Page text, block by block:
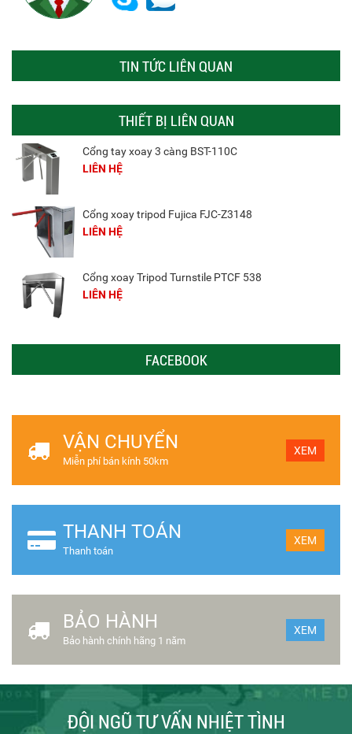
TIN TỨC LIÊN QUAN
THIẾT BỊ LIÊN QUAN
Cổng tay xoay 3 càng BST-110C
LIÊN HỆ
Cổng xoay tripod Fujica FJC-Z3148
LIÊN HỆ
Cổng xoay Tripod Turnstile PTCF 538
LIÊN HỆ
FACEBOOK
VẬN CHUYỂN
Miễn phí bán kính 50km
XEM
THANH TOÁN
Thanh toán
XEM
BẢO HÀNH
Bảo hành chính hãng 1 năm
XEM
ĐỘI NGŨ TƯ VẤN NHIỆT TÌNH